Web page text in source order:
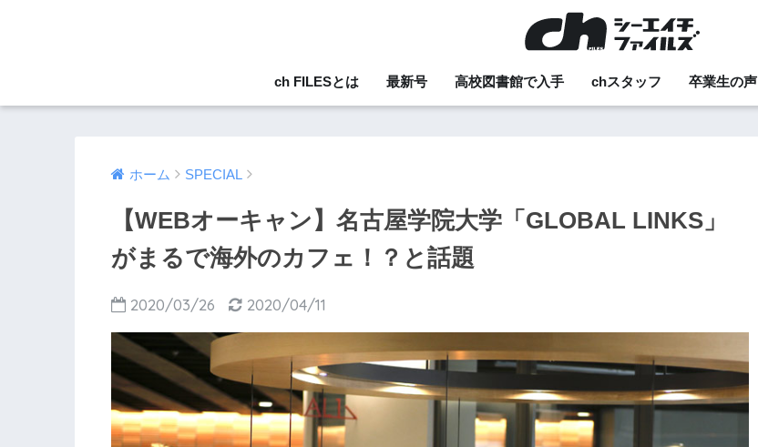
ch FILESとは 最新号 高校図書館で入手 chスタッフ 卒業生の声
ホーム SPECIAL
【WEBオーキャン】名古屋学院大学「GLOBAL LINKS」
がまるで海外のカフェ！？と話題
2020/03/26 2020/04/11